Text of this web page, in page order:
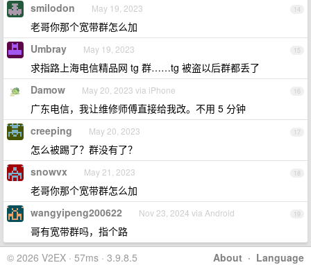
14
smilodon May 19, 2023
老哥你那个宽带群怎么加
15
Umbray May 19, 2023
求指路上海电信精品网 tg 群……tg 被盗以后群都丢了
16
Damow May 20, 2023 via iPhone
广东电信，我让维修师傅直接给我改。不用 5 分钟
17
creeping May 20, 2023
怎么被踢了？群没有了？
18
snowvx May 21, 2023
老哥你那个宽带群怎么加
19
wangyipeng200622 Nov 23, 2024 via Android
哥有宽带群吗，指个路
About · Language
© 2026 V2EX · 57ms · 3.9.8.5